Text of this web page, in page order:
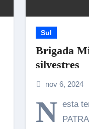
Sul
Brigada
silvestres
nov 6, 2024
N esta